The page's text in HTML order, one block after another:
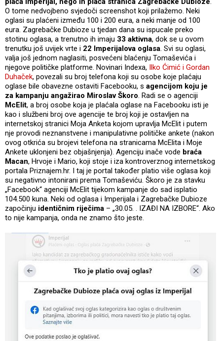
O tome nedvojbeno svjedoči screenshot koji prilažemo. Neki
oglasi su plaćeni između 100 i 200 eura, a neki manje od 100
eura. Zagrebačke Dubioze u tjedan dana su ispucale preko
stotinu oglasa, a trenutno ih imaju 33 aktivna, dok se u ovom
trenutku još uvijek vrte i 22 Imperijalova oglasa. Svi su oglasi,
valja još jednom naglasiti, posvećeni blaćenju Tomaševića i
njegove političke platforme. Novinari Indexa, Ilko Ćimić i Gordan
Duhaček, povezali su broj telefona koji su osobe koje plaćaju
oglase bile obavezne ostaviti Facebooku, s agencijom koju je
za kampanju angažirao Miroslav Škoro. Radi se o agenciji
McElit, a broj osobe koja je plaćala oglase na Facebooku isti je
kao i službeni broj ove agencije te broj koji je ostavljen na
internetskoj stranici Moja Anketa kojom upravlja McElit i putem
nje provodi neznanstvene i manipulativne političke ankete (nakon
ovog otkrića su brojevi telefona na stranicama McElita i Moje
Ankete uklonjeni bez objašnjenja). Agenciju inače vode braća
Macan, Hrvoje i Mario, koji stoje i iza kontroverznog internetskog
portala Priznajem.hr. I taj je portal također platio više oglasa koji
su negativno intonirani prema Tomaševiću. Škoro je za stavku
„Facebook“ agenciji McElit tijekom kampanje do sad isplatio
104.500 kuna. Neki od oglasa i Imperijala i Zagrebačke Dubioze
započinju identičnim riječima – „30.05. . IZAĐI NA IZBORE“. Ako
to nije kampanja, onda ne znamo što jeste.